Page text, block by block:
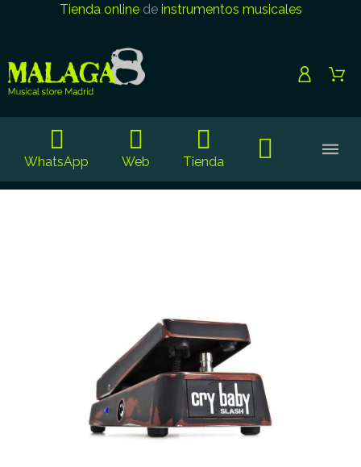
Tienda onlinede instrumentos musicales
WhatsApp Web Tienda